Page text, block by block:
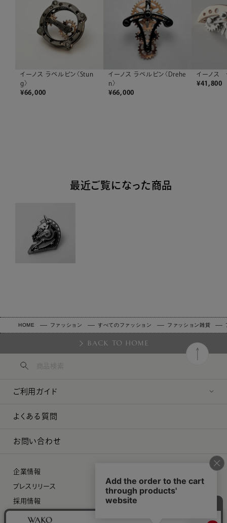
イーノス ラペルピン〈Stun
g〉
¥66,000
イーノス ラペルピン〈Drehe
n〉
¥66,000
イーノス
¥41,800
最近ご覧になった商品
HOME ファッション すべてのファッション ファッション雑貨
BACK TO HOME
ご利用ガイド
よくある質問
お問い合わせ
企業情報
プレスリリース
採用情報
特定商取引に関する法律に基づく表示